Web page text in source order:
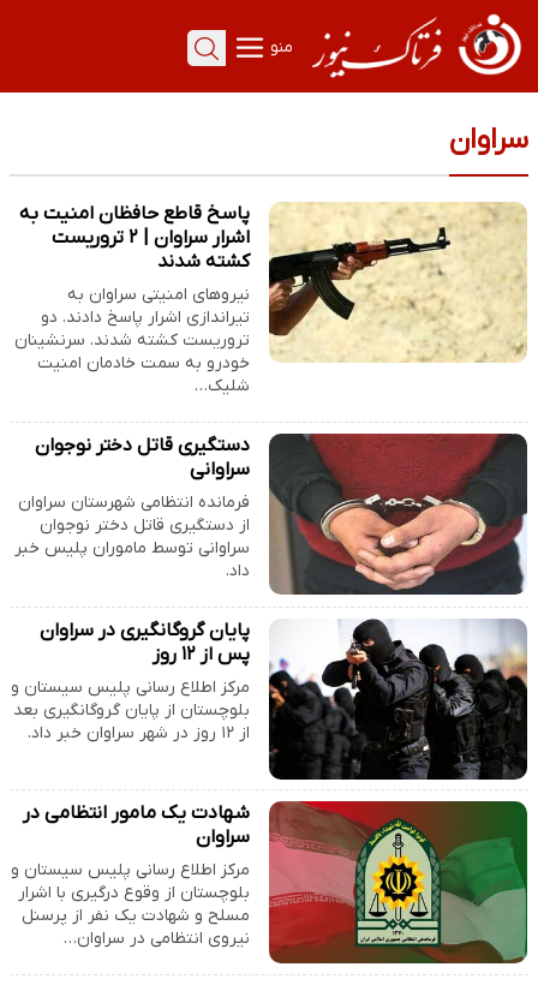
منو
سراوان
پاسخ قاطع حافظان امنیت به
اشرار سراوان | ۲ تروریست
کشته شدند
نیروهای امنیتی سراوان به
تیراندازی اشرار پاسخ دادند. دو
تروریست کشته شدند. سرنشینان
خودرو به سمت خادمان امنیت
شلیک…
دستگیری قاتل دختر نوجوان
سراوانی
فرمانده انتظامی شهرستان سراوان
از دستگیری قاتل دختر نوجوان
سراوانی توسط ماموران پلیس خبر
داد.
پایان گروگانگیری در سراوان
پس از ۱۲ روز
مرکز اطلاع رسانی پلیس سیستان و
بلوچستان از پایان گروگانگیری بعد
از ۱۲ روز در شهر سراوان خبر داد.
شهادت یک مامور انتظامی در
سراوان
مرکز اطلاع رسانی پلیس سیستان و
بلوچستان از وقوع درگیری با اشرار
مسلح و شهادت یک نفر از پرسنل
نیروی انتظامی در سراوان…